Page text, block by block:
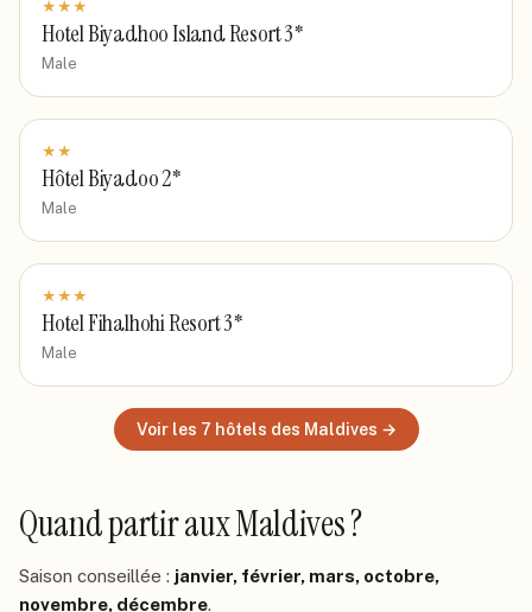
★ ★ ★
Hotel Biyadhoo Island Resort 3*
Male
★ ★
Hôtel Biyadoo 2*
Male
★ ★ ★
Hotel Fihalhohi Resort 3*
Male
Voir les 7 hôtels des Maldives →
Quand partiraux Maldives?
Saison conseillée : janvier, février, mars, octobre,
novembre, décembre.